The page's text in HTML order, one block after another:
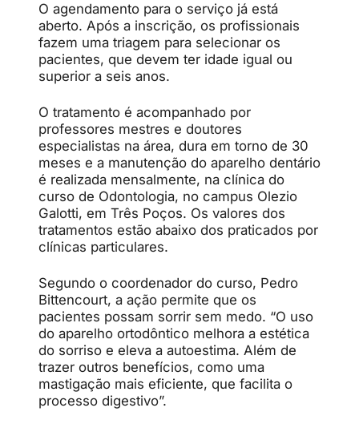
O agendamento para o serviço já está
aberto. Após a inscrição, os profissionais
fazem uma triagem para selecionar os
pacientes, que devem ter idade igual ou
superior a seis anos.
O tratamento é acompanhado por
professores mestres e doutores
especialistas na área, dura em torno de 30
meses e a manutenção do aparelho dentário
é realizada mensalmente, na clínica do
curso de Odontologia, no campus Olezio
Galotti, em Três Poços. Os valores dos
tratamentos estão abaixo dos praticados por
clínicas particulares.
Segundo o coordenador do curso, Pedro
Bittencourt, a ação permite que os
pacientes possam sorrir sem medo. “O uso
do aparelho ortodôntico melhora a estética
do sorriso e eleva a autoestima. Além de
trazer outros benefícios, como uma
mastigação mais eficiente, que facilita o
processo digestivo”.